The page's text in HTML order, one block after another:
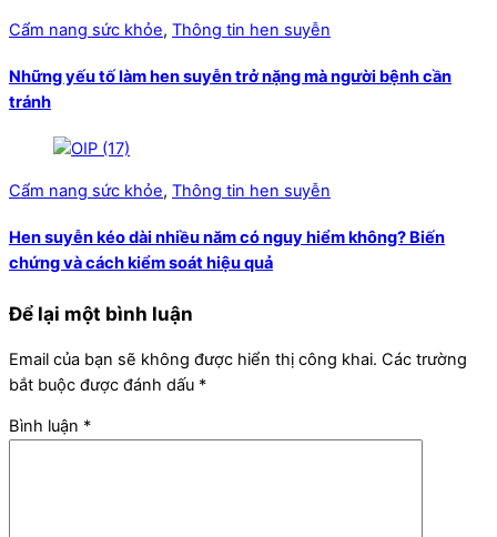
Cẩm nang sức khỏe, Thông tin hen suyễn
Những yếu tố làm hen suyễn trở nặng mà người bệnh cần
tránh
Cẩm nang sức khỏe, Thông tin hen suyễn
Hen suyễn kéo dài nhiều năm có nguy hiểm không? Biến
chứng và cách kiểm soát hiệu quả
Để lại một bình luận
Email của bạn sẽ không được hiển thị công khai. Các trường
bắt buộc được đánh dấu *
Bình luận *